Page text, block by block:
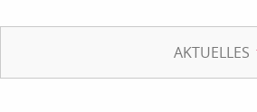
AKTUELLES